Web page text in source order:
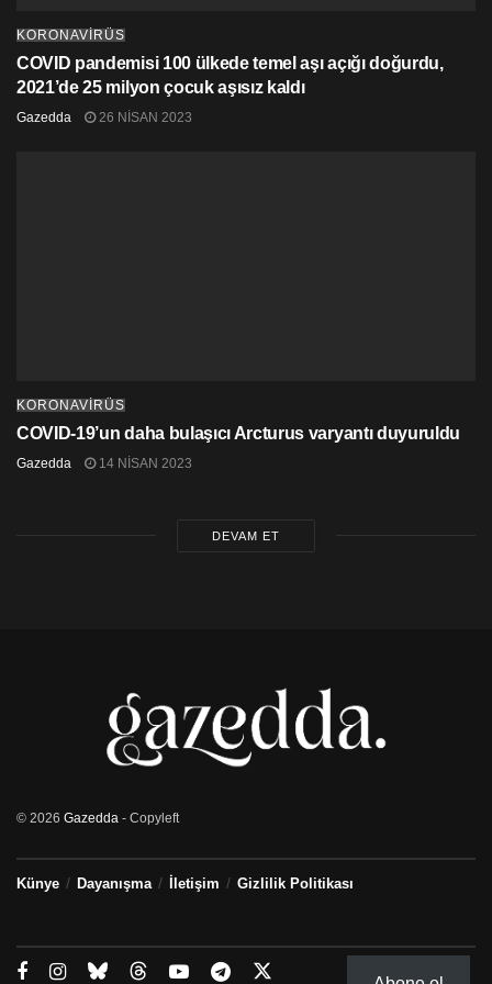
KORONAVİRÜS
COVID pandemisi 100 ülkede temel aşı açığı doğurdu,
2021’de 25 milyon çocuk aşısız kaldı
Gazedda 26 NISAN 2023
KORONAVİRÜS
COVID-19’un daha bulaşıcı Arcturus varyantı duyuruldu
Gazedda 14 NISAN 2023
DEVAM ET
© 2026 Gazedda - Copyleft
Künye Dayanışma İletişim Gizlilik Politikası